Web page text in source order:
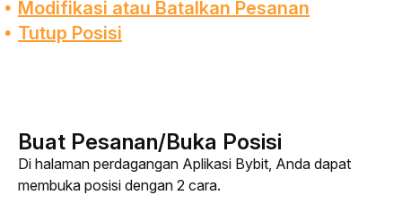
Modifikasi atau Batalkan Pesanan
Tutup Posisi
Buat Pesanan/Buka Posisi
Di halaman perdagangan Aplikasi Bybit, Anda dapat
membuka posisi dengan 2 cara.